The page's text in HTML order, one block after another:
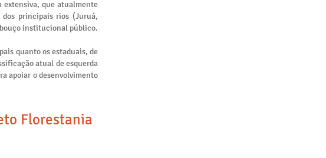
extensiva, que atualmente
principais rios (Juruá,
institucional público.
quanto os estaduais, de
atual de esquerda
apoiar o desenvolvimento
Florestania